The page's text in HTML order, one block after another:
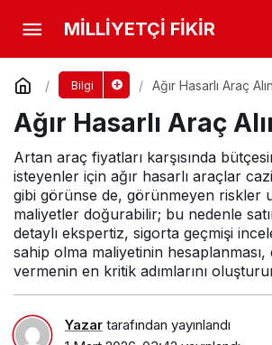
MİLLİYETÇİ FİKİR
Bilgi Ağır Hasarlı Araç
Ağır Hasarlı Araç
Artan araç fiyatları karşısında
isteyenler için ağır hasarlı araçlar
gibi görünse de, görünmeyen riskler
maliyetler doğurabilir; bu nedenle
detaylı ekspertiz, sigorta geçmişi
sahip olma maliyetinin
vermenin en kritik adımlarını
Yazar tarafından yayınlandı
Sigorta Atarsa Ne Yapılmalı?
Yorum Yap